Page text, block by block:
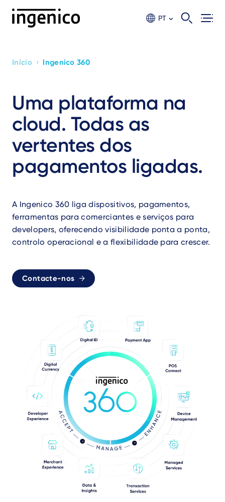
PT
Uma plataforma na
cloud. Todas as
vertentes dos
pagamentos ligadas.
A Ingenico 360 liga dispositivos, pagamentos,
ferramentas para comerciantes e serviços para
developers, oferecendo visibilidade ponta a ponta,
controlo operacional e a flexibilidade para crescer.
Contacte-nos
Breadcrumb
Início › Ingenico 360